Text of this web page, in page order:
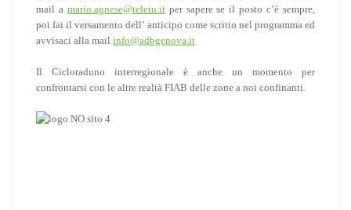
mail a mario.agnese@teletu.itper sapere se il posto c’è sempre,
poi fai il versamento dell’ anticipo come scritto nel programma ed
avvisaci alla mail info@adbgenova.it
Il Cicloraduno interregionale è anche un momento per
confrontarsi con le altre realtà FIAB delle zone a noi confinanti.